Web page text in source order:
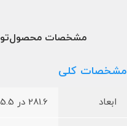
مشخصات محصول
مشخصات کلی
ابعاد 281.6 در 215.5 در 5.1 میلی‌متر